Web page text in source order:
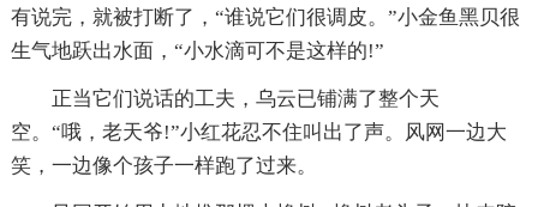
有说完，就被打断了，“谁说它们很调皮。”小金鱼黑贝很
生气地跃出水面，“小水滴可不是这样的!”
正当它们说话的工夫，乌云已铺满了整个天
空。“哦，老天爷!”小红花忍不住叫出了声。风网一边大
笑，一边像个孩子一样跑了过来。